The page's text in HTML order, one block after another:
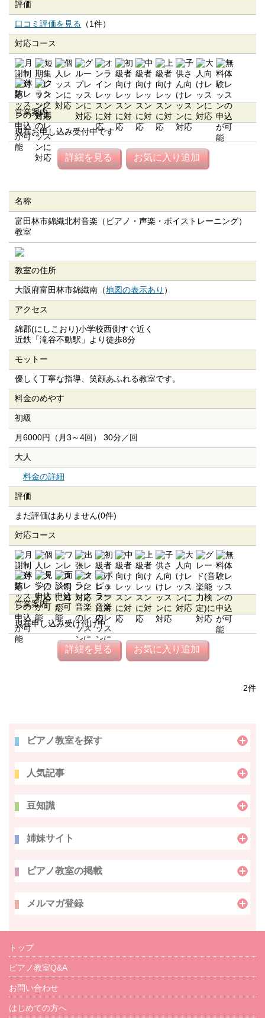
評価
口コミ評価を見る （1件）
対応コース
営業案内
現在お申し込み受付中です
詳細を見る お気に入り追加
名称
富田林市錦織北村音楽（ピアノ・声楽・ボイストレーニング）
教室
教室の住所
大阪府富田林市錦織南（地図の表示あり ）
アクセス
錦郡(にしこおり)小学校西側すぐ近く
近鉄「滝谷不動駅」より徒歩8分
モットー
優しく丁寧な指導、笑顔あふれる教室です。
料金のめやす
初級
月6000円（月3～4回） 30分／回
大人
料金の詳細
評価
まだ評価はありません(0件)
対応コース
営業案内
現在申し込み受け付け中
詳細を見る お気に入り追加
2件
ピアノ教室を探す
人気記事
豆知識
姉妹サイト
ピアノ教室の掲載
メルマガ登録
トップ
ピアノ教室Q&A
お問い合わせ
はじめての方へ